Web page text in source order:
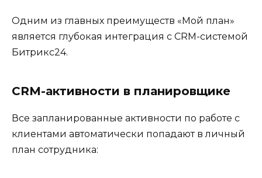
Одним из главных преимуществ «Мой план»
является глубокая интеграция с CRM-системой
Битрикс24.
CRM-активности в планировщике
Все запланированные активности по работе с
клиентами автоматически попадают в личный
план сотрудника: